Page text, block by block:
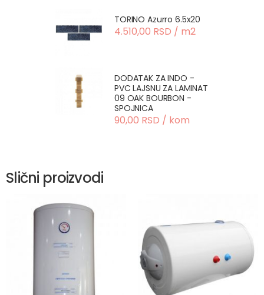
TORINO Azurro 6.5x20
4.510,00 RSD / m2
DODATAK ZA INDO -
PVC LAJSNU ZA LAMINAT
09 OAK BOURBON -
SPOJNICA
90,00 RSD / kom
Slični proizvodi